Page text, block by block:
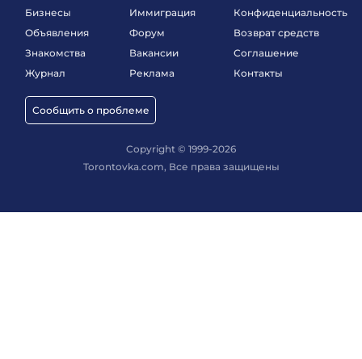
Бизнесы
Объявления
Знакомства
Журнал
Сообщить о проблеме
Иммиграция
Форум
Вакансии
Реклама
Конфиденциальность
Возврат средств
Соглашение
Контакты
Copyright © 1999-2026
Torontovka.com, Все права защищены